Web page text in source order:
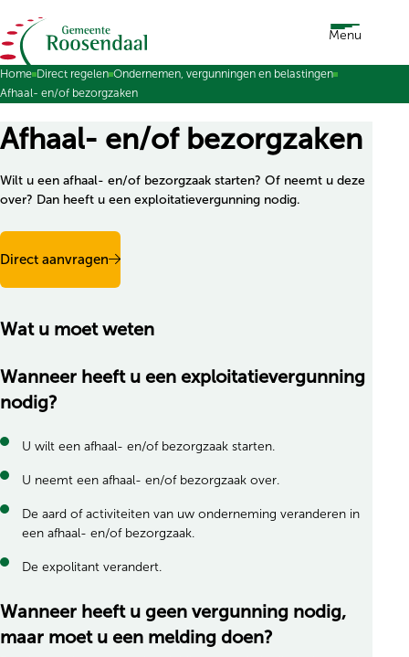
Ga naar de inhoud Menu
Home Direct regelen Ondernemen, vergunningen en belastingen
Afhaal- en/of bezorgzaken
Afhaal- en/of bezorgzaken
Wilt u een afhaal- en/of bezorgzaak starten? Of neemt u deze
over? Dan heeft u een exploitatievergunning nodig.
Direct aanvragen
Wat u moet weten
Wanneer heeft u een exploitatievergunning
nodig?
U wilt een afhaal- en/of bezorgzaak starten.
U neemt een afhaal- en/of bezorgzaak over.
De aard of activiteiten van uw onderneming veranderen in
een afhaal- en/of bezorgzaak.
De expolitant verandert.
Wanneer heeft u geen vergunning nodig,
maar moet u een melding doen?